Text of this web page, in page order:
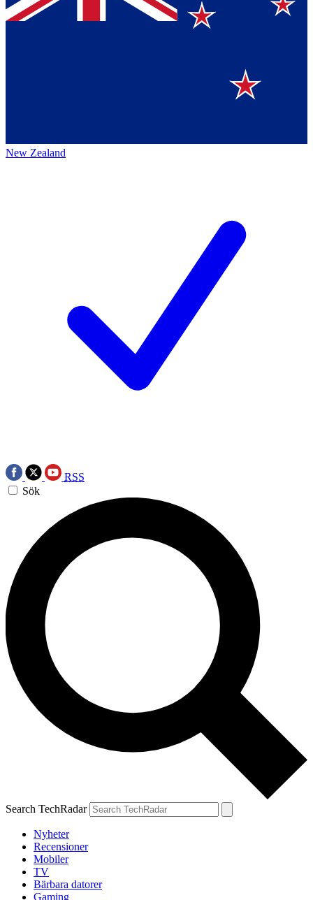
New Zealand
RSS
Sök
Search TechRadar
Nyheter
Recensioner
Mobiler
TV
Bärbara datorer
Gaming